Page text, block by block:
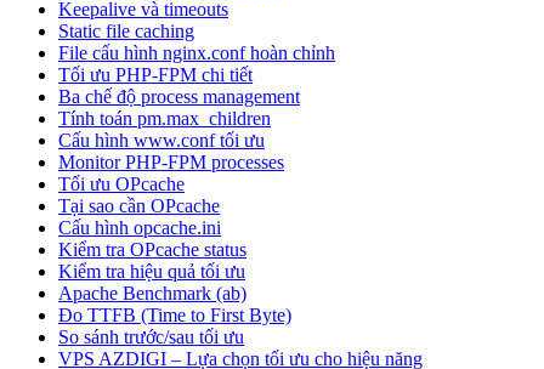
Keepalive và timeouts
Static file caching
File cấu hình nginx.conf hoàn chỉnh
Tối ưu PHP-FPM chi tiết
Ba chế độ process management
Tính toán pm.max_children
Cấu hình www.conf tối ưu
Monitor PHP-FPM processes
Tối ưu OPcache
Tại sao cần OPcache
Cấu hình opcache.ini
Kiểm tra OPcache status
Kiểm tra hiệu quả tối ưu
Apache Benchmark (ab)
Đo TTFB (Time to First Byte)
So sánh trước/sau tối ưu
VPS AZDIGI – Lựa chọn tối ưu cho hiệu năng